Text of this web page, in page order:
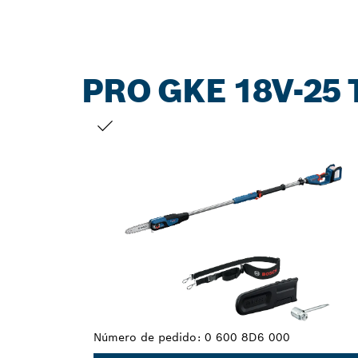
PRO GKE 18V-25
Número de pedido: 0 600 8D6 000